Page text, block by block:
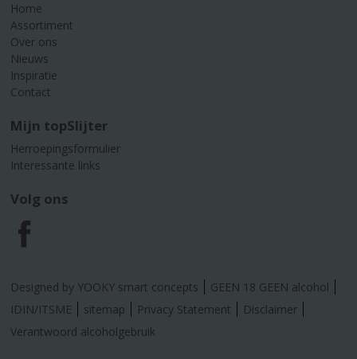
Home
Assortiment
Over ons
Nieuws
Inspiratie
Contact
Mijn topSlijter
Herroepingsformulier
Interessante links
Volg ons
F
a
c
Designed by YOOKY smart concepts
GEEN 18 GEEN alcohol
IDIN/ITSME
sitemap Privacy Statement
Disclaimer
Verantwoord alcoholgebruik